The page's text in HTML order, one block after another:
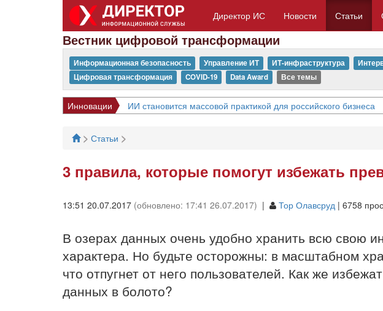
Директор ИС Новости Статьи
Вестник цифровой трансформации
Информационная безопасность Управление ИТ ИТ-инфраструктура
Цифровая трансформация
COVID-19 Data Award Все темы
Инновации ИИ становится массовой практикой для российского бизнеса
> Статьи >
3 правила, которые помогут избежать
13:51 20.07.2017 (обновлено: 17:41 26.07.2017) | Тор Олавсруд | 6758
В озерах данных очень удобно хранить всю свою
характера. Но будьте осторожны: в масштабном
что отпугнет от него пользователей. Как же
данных в болото?